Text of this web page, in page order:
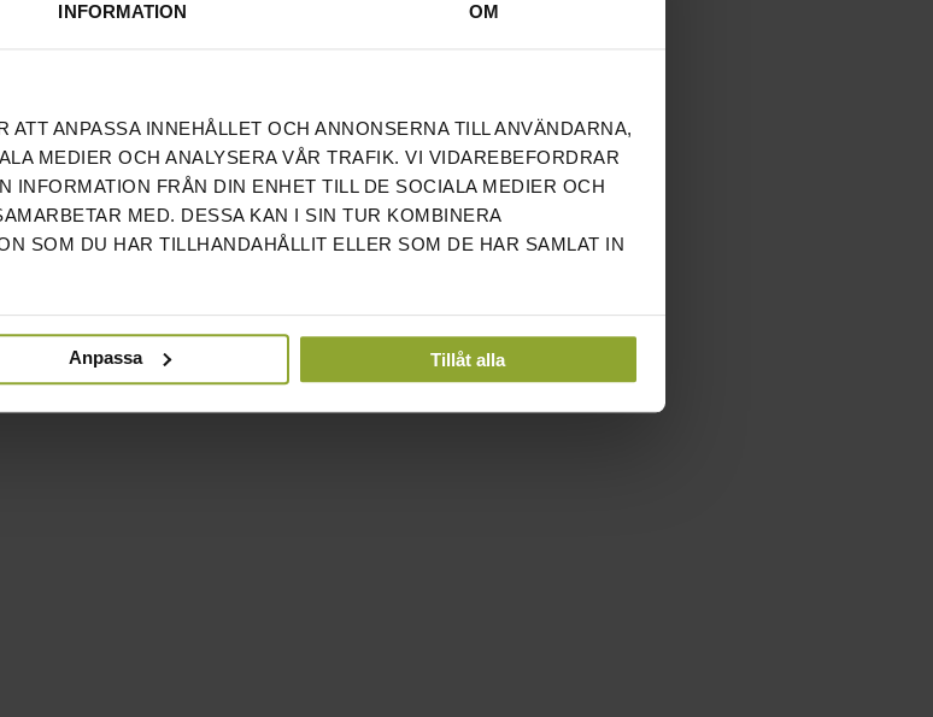
INFORMATION OM
ANPASSA INNEHÅLLET OCH ANNONSERNA TILL ANVÄNDARNA,
MEDIER OCH ANALYSERA VÅR TRAFIK. VI VIDAREBEFORDRAR
INFORMATION FRÅN DIN ENHET TILL DE SOCIALA MEDIER OCH
MED. DESSA KAN I SIN TUR KOMBINERA
SOM DU HAR TILLHANDAHÅLLIT ELLER SOM DE HAR SAMLAT IN
Anpassa Tillåt alla